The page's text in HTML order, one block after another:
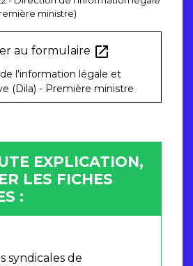
ministre)
au formulaire open_in_new
l'information légale et
(Dila) - Première ministre
EXPLICATION,
LES FICHES
:
syndicales de